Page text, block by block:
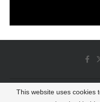
© 2022 - Luminous
This website uses cookies